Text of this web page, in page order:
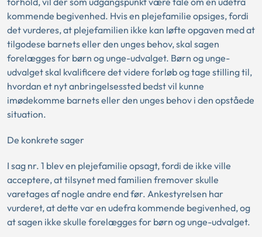
kommende begivenhed. Hvis en plejefamilie opsiges, fordi
det vurderes, at plejefamilien ikke kan løfte opgaven med at
tilgodese barnets eller den unges behov, skal sagen
forelægges for børn og unge-udvalget. Børn og unge-
udvalget skal kvalificere det videre forløb og tage stilling til,
hvordan et nyt anbringelsessted bedst vil kunne
imødekomme barnets eller den unges behov i den opståede
situation.
De konkrete sager
I sag nr. 1 blev en plejefamilie opsagt, fordi de ikke ville
acceptere, at tilsynet med familien fremover skulle
varetages af nogle andre end før. Ankestyrelsen har
vurderet, at dette var en udefra kommende begivenhed, og
at sagen ikke skulle forelægges for børn og unge-udvalget.